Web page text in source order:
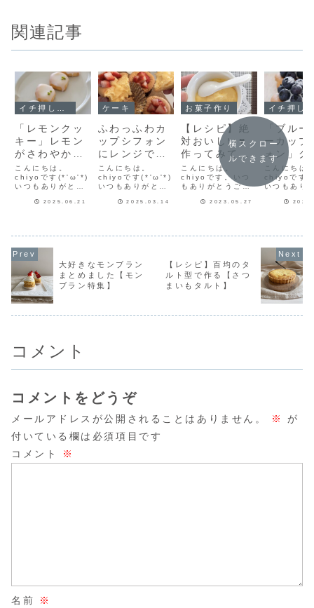
関連記事
「レモンクッ
キー」レモン
がさわやか🍋
ひとくちサイ
ズのかわいい
クッキー♡簡
単クッキーレ
こんにちは。
chiyoです(*'ω'*)
いつもありがとう
ちサイズのかわい
か✨クッキー生地
にもレモン果汁を
入れました♪「レモ
ンクッキー」レシ
ピクッキー9個分
材料...
2025.06.21
ケーキ
ふわっふわカ
ップシフォン
にレンジで作
る簡単カスタ
ードをたっぷ
り♡「カスタ
ードたっぷり
こんにちは。
chiyoです(*'ω'*)
いつもありがとう
ひとつさせてね今
ン」米粉マフィン
はこちら！やさし
い風味、やさしい
2025.03.14
お菓子作り
【レシピ】絶
対おいしい♥
作ってみて♥
卵黄ひとつで
【リッチカス
タードクリー
ム】
こんにちは。
chiyoです。いつ
もありがとうござ
の記事でレンジで
ちょっとリッチな
カスタードクリー
ムのレシピを紹介
2023.05.27
「ブル
ーカップ
ォン」ク
ムたっ
ろけるよ
カップシ
ン♡ふわ
こんにちは
chiyoです
いつもあり
つ分で作る
て♪最後に
クリームと
シュブルー
をトッピン
✨YouTube
方...
横スクロー
ルできます
大好きなモンブラン
まとめました【モン
ブラン特集】
【レシピ】百均のタ
ルト型で作る【さつ
まいもタルト】
コメント
コメントをどうぞ
メールアドレスが公開されることはありません。 ※
が
付いている欄は必須項目です
コメント
※
名前 ※